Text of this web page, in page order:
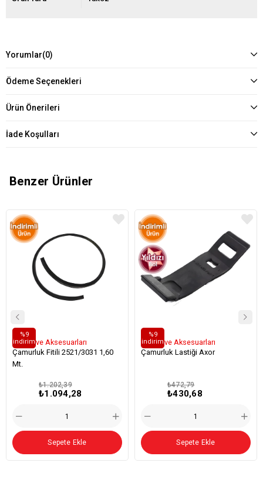
Yorumlar(0)
Ödeme Seçenekleri
Ürün Önerileri
İade Koşulları
Benzer Ürünler
Tozluk ve Aksesuarları
Çamurluk Fitili 2521/3031 1,60
Mt.
₺1.094,28
₺1.202,39
%9
i̇ndirim
Sepete Ekle
Tozluk ve Aksesuarları
Çamurluk Lastiği Axor
₺430,68
₺472,79
%9
i̇ndirim
Sepete Ekle